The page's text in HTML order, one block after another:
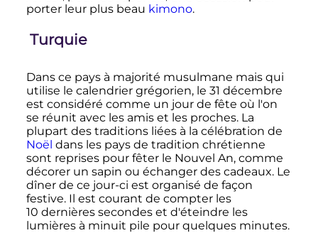
porter leur plus beau kimono.
Turquie
Dans ce pays à majorité musulmane mais qui
utilise le calendrier grégorien, le 31 décembre
est considéré comme un jour de fête où l'on
se réunit avec les amis et les proches. La
plupart des traditions liées à la célébration de
Noël dans les pays de tradition chrétienne
sont reprises pour fêter le Nouvel An, comme
décorer un sapin ou échanger des cadeaux. Le
dîner de ce jour-ci est organisé de façon
festive. Il est courant de compter les
10 dernièressecondes et d'éteindre les
lumières à minuit pile pour quelques minutes.